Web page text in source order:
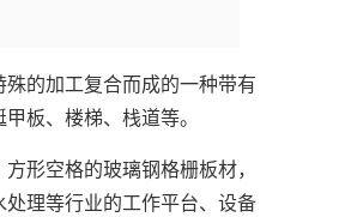
的加工复合而成的一种带有
板、楼梯、栈道等。
形空格的玻璃钢格栅板材，
理等行业的工作平台、设备